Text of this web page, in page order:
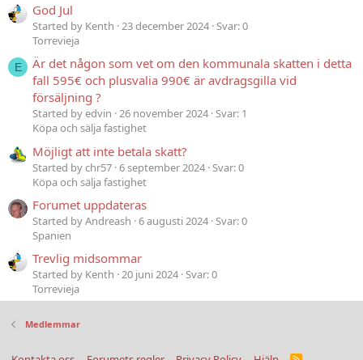
God Jul
Started by Kenth 23 december 2024 Svar: 0
Torrevieja
E
Är det någon som vet om den kommunala skatten i detta
fall 595€ och plusvalia 990€ är avdragsgilla vid
försäljning ?
Started by edvin 26 november 2024 Svar: 1
Köpa och sälja fastighet
Möjligt att inte betala skatt?
Started by chr57 6 september 2024 Svar: 0
Köpa och sälja fastighet
Forumet uppdateras
Started by Andreash 6 augusti 2024 Svar: 0
Spanien
Trevlig midsommar
Started by Kenth 20 juni 2024 Svar: 0
Torrevieja
Medlemmar